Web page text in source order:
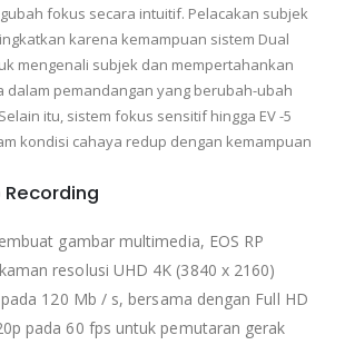
fokus secara intuitif. Pelacakan subjek
karena kemampuan sistem Dual
mengenali subjek dan mempertahankan
dalam pemandangan yang berubah-ubah
itu, sistem fokus sensitif hingga EV -5
kondisi cahaya redup dengan kemampuan
Recording
gambar multimedia, EOS RP
resolusi UHD 4K (3840 x 2160)
120 Mb / s, bersama dengan Full HD
pada 60 fps untuk pemutaran gerak